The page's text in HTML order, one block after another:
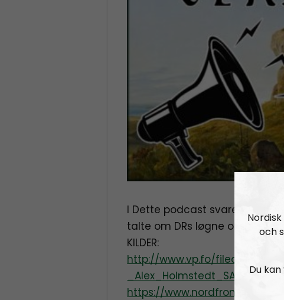
I Dette podcast svarede vi på
talte om DRs løgne og en
KILDER:
http://www.vp.fo/fileadmin/
_Alex_Holmstedt_SAG_20-
https://www.nordfront.dk/
och
Du